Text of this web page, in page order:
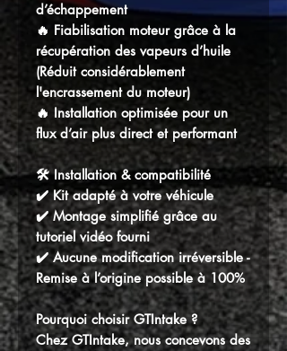
d’échappement
🔥 Fiabilisation moteur grâce à la
récupération des vapeurs d’huile
(Réduit considérablement
l'encrassement du moteur)
🔥 Installation optimisée pour un
flux d’air plus direct et performant
🛠️ Installation & compatibilité
✔️ Kit adapté à votre véhicule
✔️ Montage simplifié grâce au
tutoriel vidéo fourni
✔️ Aucune modification irréversible -
Remise à l’origine possible à 100%
Pourquoi choisir GTIntake ?
Chez GTIntake, nous concevons des